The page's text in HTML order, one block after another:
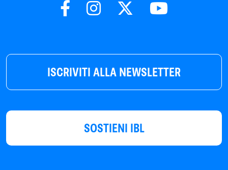
ISCRIVITI ALLA NEWSLETTER
SOSTIENI IBL